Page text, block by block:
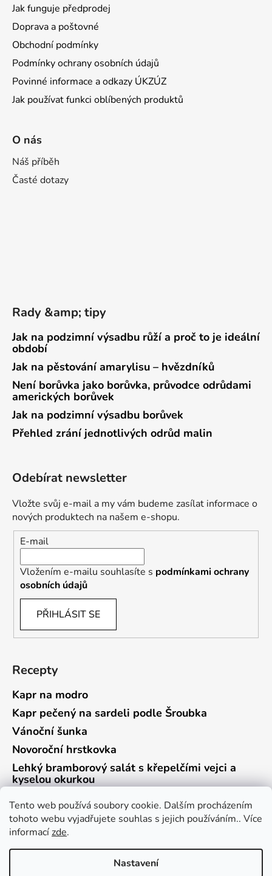
Tento web používá soubory cookie. Dalším procházením
tohoto webu vyjadřujete souhlas s jejich používáním.. Více
informacízde.
Nastavení
Jak funguje předprodej
Doprava a poštovné
Obchodní podmínky
Podmínky ochrany osobních údajů
Povinné informace a odkazy ÚKZÚZ
Jak používat funkci oblíbených produktů
O nás
Náš příběh
Časté dotazy
Rady &amp; tipy
Jak na podzimní výsadbu růží a proč to je ideální
období
Jak na pěstování amarylisu – hvězdníků
Není borůvka jako borůvka, průvodce odrůdami
amerických borůvek
Jak na podzimní výsadbu borůvek
Přehled zrání jednotlivých odrůd malin
Odebírat newsletter
Vložte svůj e-mail a my vám budeme zasílat informace o
nových produktech na našem e-shopu.
E-mail
Vložením e-mailu souhlasíte s podmínkami ochrany
osobních údajů
PŘIHLÁSIT SE
Recepty
Kapr na modro
Kapr pečený na sardeli podle Šroubka
Vánoční šunka
Novoroční hrstkovka
Lehký bramborový salát s křepelčími vejci a
kyselou okurkou
Vrácení zboží a reklamace Kontaktní formulář